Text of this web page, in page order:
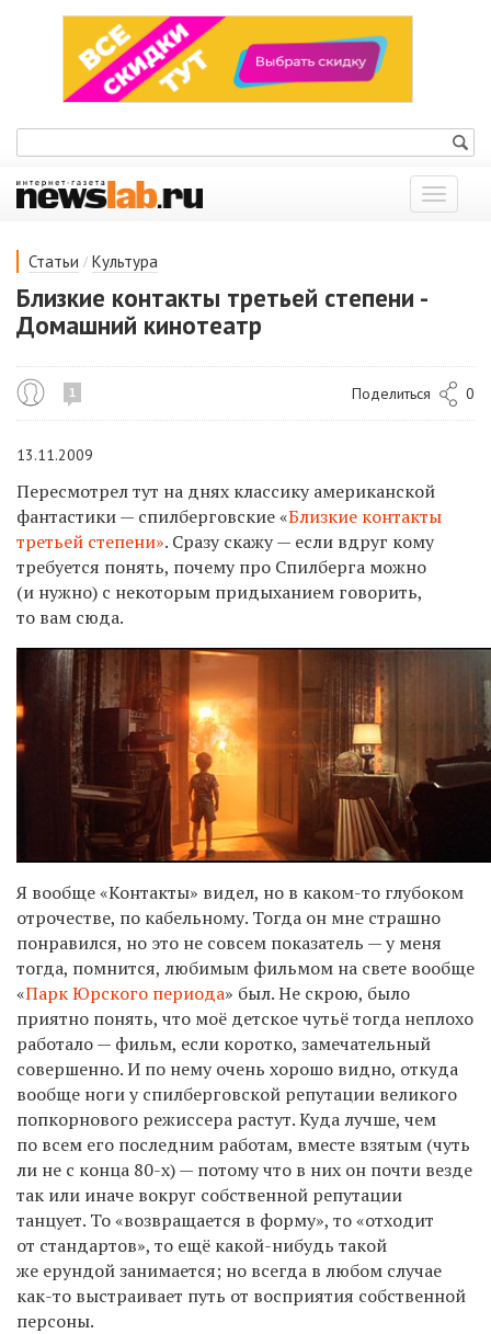
Показать
меню
Статьи / Культура
Близкие контакты третьей степени -
Домашний кинотеатр
1 Поделиться 0
13.11.2009
Пересмотрел тут на днях классику американской
фантастики — спилберговские «Близкие контакты
третьей степени». Сразу скажу — если вдруг кому
требуется понять, почему про Спилберга можно
(и нужно) с некоторым придыханием говорить,
то вам сюда.
Я вообще «Контакты» видел, но в каком-то глубоком
отрочестве, по кабельному. Тогда он мне страшно
понравился, но это не совсем показатель — у меня
тогда, помнится, любимым фильмом на свете вообще
«Парк Юрского периода» был. Не скрою, было
приятно понять, что моё детское чутьё тогда неплохо
работало — фильм, если коротко, замечательный
совершенно. И по нему очень хорошо видно, откуда
вообще ноги у спилберговской репутации великого
попкорнового режиссера растут. Куда лучше, чем
по всем его последним работам, вместе взятым (чуть
ли не с конца 80-х) — потому что в них он почти везде
так или иначе вокруг собственной репутации
танцует. То «возвращается в форму», то «отходит
от стандартов», то ещё какой-нибудь такой
же ерундой занимается; но всегда в любом случае
как-то выстраивает путь от восприятия собственной
персоны.